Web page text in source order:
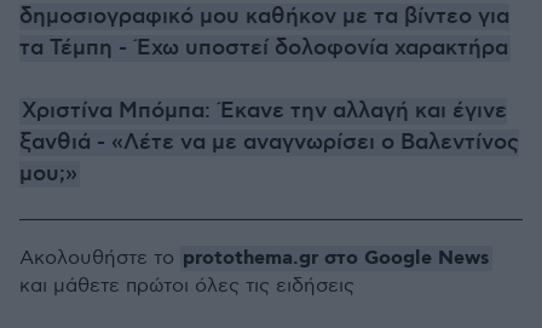
δημοσιογραφικό μου καθήκον με τα βίντεο για
τα Τέμπη - Έχω υποστεί δολοφονία χαρακτήρα
Χριστίνα Μπόμπα: Έκανε την αλλαγή και έγινε
ξανθιά - «Λέτε να με αναγνωρίσει ο Βαλεντίνος
μου;»
Ακολουθήστε το protothema.gr στο Google News
και μάθετε πρώτοι όλες τις ειδήσεις